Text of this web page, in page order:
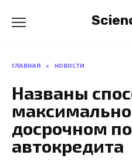
содержанию
ГЛАВНАЯ » НОВОСТИ
Названы
досрочном
автокредита